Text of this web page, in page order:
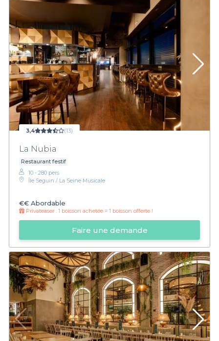
3,4 (13)
La Nubia
Restaurant festif
10 - 280 pers.
Île Seguin / La Seine Musicale
€€ Abordable
Privateaser : 1 boisson achetée = 1 boisson offerte !
Faire une demande